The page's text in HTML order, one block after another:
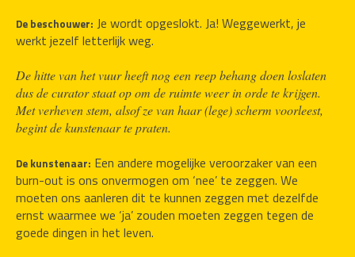
De beschouwer: Je wordt opgeslokt. Ja! Weggewerkt, je
werkt jezelf letterlijk weg.
De hitte van het vuur heeft nog een reep behang doen loslaten
dus de curator staat op om de ruimte weer in orde te krijgen.
Met verheven stem, alsof ze van haar (lege) scherm voorleest,
begint de kunstenaar te praten.
De kunstenaar: Een andere mogelijke veroorzaker van een
burn-out is ons onvermogen om ‘nee’ te zeggen. We
moeten ons aanleren dit te kunnen zeggen met dezelfde
ernst waarmee we ‘ja’ zouden moeten zeggen tegen de
goede dingen in het leven.